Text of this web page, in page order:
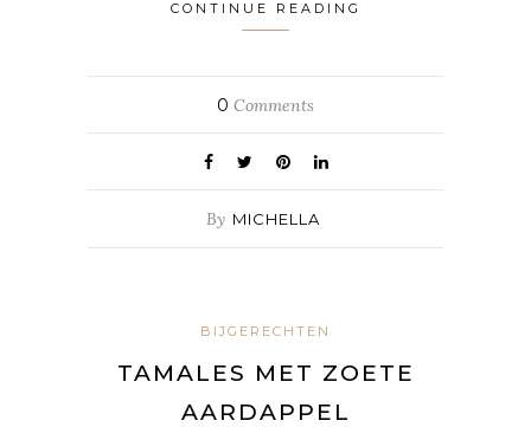
CONTINUE READING
0 Comments
By MICHELLA
BIJGERECHTEN
TAMALES MET ZOETE
AARDAPPEL